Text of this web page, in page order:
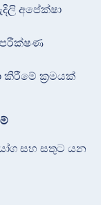
අපේක්ෂා
පරීක්ෂණ
ක්‍රමයක්
සහ සතුට යන